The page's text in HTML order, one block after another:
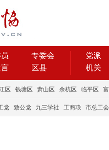
专委会
区县
党派
机关
区 钱塘区 萧山区 余杭区 临平区
党 致公党 九三学社 工商联 市总工会